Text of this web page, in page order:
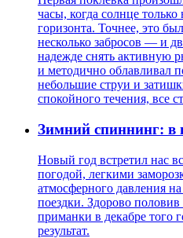
часы, когда солнце только
горизонта. Точнее, это
несколько забросов — и
надежде снять активную
и методично облавливал
небольшие струи и
спокойного течения, все
Зимний спиннинг: в
Новый год встретил нас
погодой, легкими
атмосферного давления
поездки. Здорово
приманки в декабре того
результат.